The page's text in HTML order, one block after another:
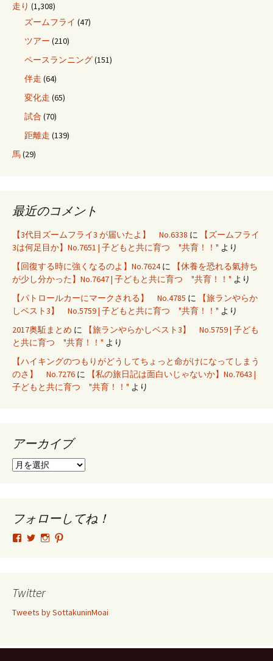
走り (1,308)
ズームフライ (47)
ツアー (210)
ペースランニング(151)
伴走 (64)
変化走 (65)
試合 (70)
距離走 (139)
馬(29)
最近のコメント
【3代目ズームフライ3 が届いたよ】 No.6338 に
【ズームフライ
3は何足目か】No.7651 | 子どもと共に育つ "共育！！" より
【回復する時に強くなるのよ】No.7624に
【休養を恐れる氣持ち
が少し分かった】No.7647 | 子どもと共に育つ "共育！！" より
【パトロールカーにマークされる】 No.4785 に
【旅ランやらか
しベスト3】 No.5759 | 子どもと共に育つ "共育！！" より
2017奥駈まとめ に
【旅ランやらかしベスト3】 No.5759 | 子ども
と共に育つ "共育！！" より
【ハイキングのつもりがどうしてちょっと命がけになってしまう
のさ】 No.7276 に
【私の旅日記は面白いじゃないか】No.7643 |
子どもと共に育つ "共育！！" より
アーカイブ
ア
ブ
フォローしてね！
tsutomu.hattori.33
フ
ー
SottakuninMoai
フ
ー
tsutomu.hattori.33
ー ー
Twitter
Tweets by SottakuninMoai